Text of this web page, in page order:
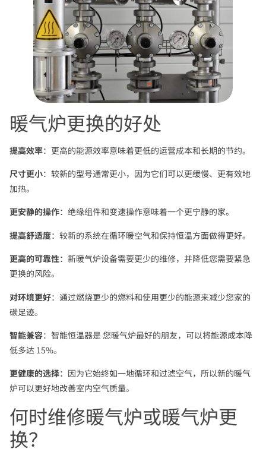
暖气炉更换的好处
提高效率：更高的能源效率意味着更低的运营成本和长期的节约。
尺寸更小：较新的型号通常更小，因为它们可以更缓慢、更有效地
加热。
更安静的操作：绝缘组件和变速操作意味着一个更宁静的家。
提高舒适度：较新的系统在循环暖空气和保持恒温方面做得更好。
更高的可靠性：新暖气炉设备需要更少的维修，并降低您需要紧急
更换的风险。
对环境更好：通过燃烧更少的燃料和使用更少的能源来减少您家的
碳足迹。
智能兼容：智能恒温器是 您暖气炉最好的朋友，可以将能源成本降
低多达 15%。
更健康的选择：因为它始终如一地循环和过滤空气，所以新的暖气
炉可以更好地改善室内空气质量。
何时维修暖气炉或暖气炉更
换？